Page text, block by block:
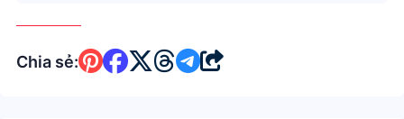
Chia sẻ: